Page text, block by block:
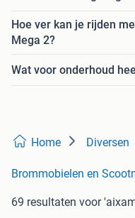
Hoe ver kan je rijden
Mega 2?
Wat voor onderhoud
Home Diversen
Brommobielen en
69 resultaten voor